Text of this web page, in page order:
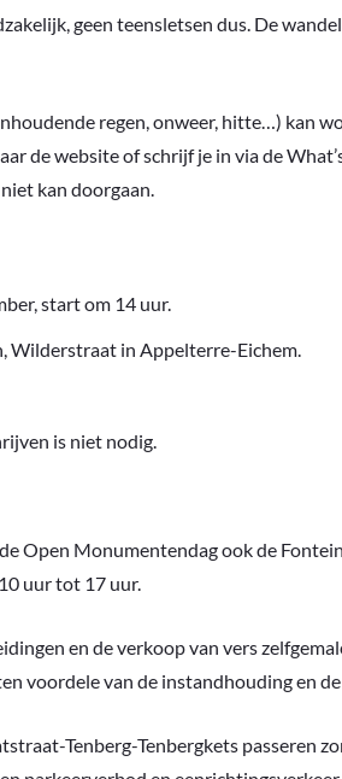
geen teensletsen dus. De
regen, onweer, hitte…) kan
de website of schrijf je in via de
kan doorgaan.
start om 14 uur.
Wilderstraat in Appelterre-Eichem.
is niet nodig.
Open Monumentendag ook de
uur tot 17 uur.
en de verkoop van vers
voordele van de instandhouding en
Tenberg-Tenbergkets passeren